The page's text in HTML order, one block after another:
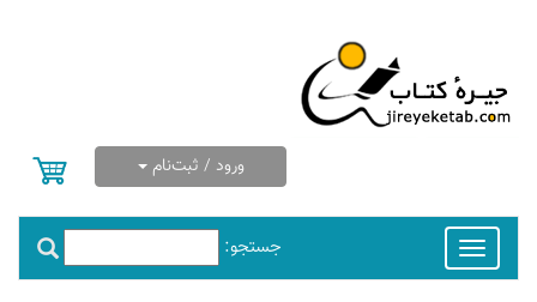
ورود / ثبت‌نام
جستجو:
Toggle
navigation